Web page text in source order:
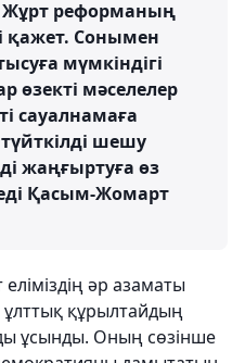
реформаның
қажет. Сонымен
мүмкіндігі
өзекті мәселелер
сауалнамаға
шешу
жаңғыртуға өз
Қасым-Жомарт
әр азаматы
ұлттық құрылтайдың
ұсынды. Оның сөзінше